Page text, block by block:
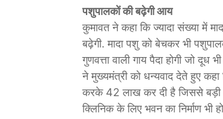
पशुपालकों की बढ़ेगी आय
कुमावत ने कहा कि ज्यादा संख्या में
बढ़ेगी. मादा पशु को बेचकर भी
गुणवत्ता वाली गाय पैदा होगी जो
ने मुख्यमंत्री को धन्यवाद देते हुए
करके 42 लाख कर दी है जिससे बड़ी
क्लिनिक के लिए भवन का निर्माण भी